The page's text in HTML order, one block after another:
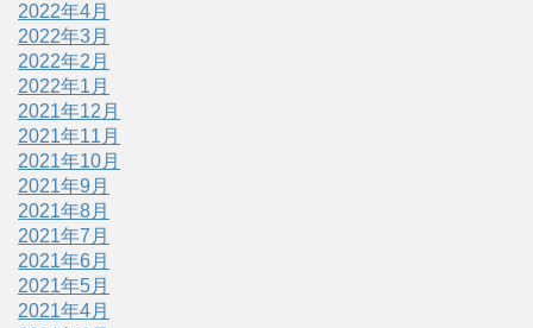
2022年4月
2022年3月
2022年2月
2022年1月
2021年12月
2021年11月
2021年10月
2021年9月
2021年8月
2021年7月
2021年6月
2021年5月
2021年4月